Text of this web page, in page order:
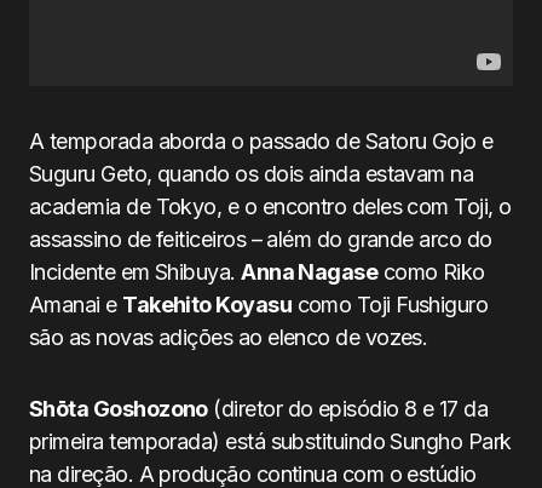
A temporada aborda o passado de Satoru Gojo e
Suguru Geto, quando os dois ainda estavam na
academia de Tokyo, e o encontro deles com Toji, o
assassino de feiticeiros – além do grande arco do
Incidente em Shibuya.Anna Nagasecomo Riko
Amanai e Takehito Koyasu como Toji Fushiguro
são as novas adições ao elenco de vozes.
Shōta Goshozono(diretor do episódio 8 e 17 da
primeira temporada) está substituindo Sungho Park
na direção. A produção continua com o estúdio